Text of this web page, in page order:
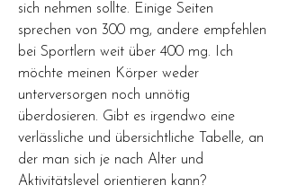
sich nehmen sollte. Einige Seiten
sprechen von 300 mg, andere empfehlen
bei Sportlern weit über 400 mg. Ich
möchte meinen Körper weder
unterversorgen noch unnötig
überdosieren. Gibt es irgendwo eine
verlässliche und übersichtliche Tabelle, an
der man sich je nach Alter und
Aktivitätslevel orientieren kann?